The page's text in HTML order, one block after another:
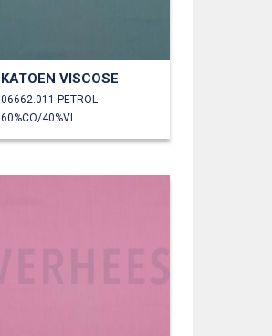
KATOEN VISCOSE
06662.011 PETROL
60%CO/40%VI